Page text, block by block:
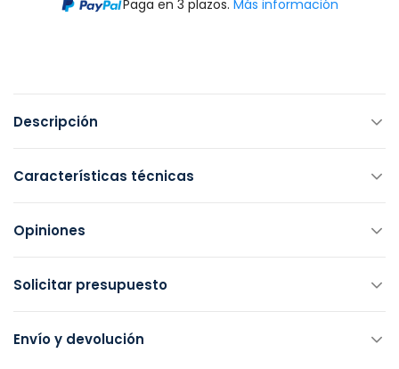
Paga en 3 plazos. Más información
Descripción
Características técnicas
Opiniones
Solicitar presupuesto
Envío y devolución